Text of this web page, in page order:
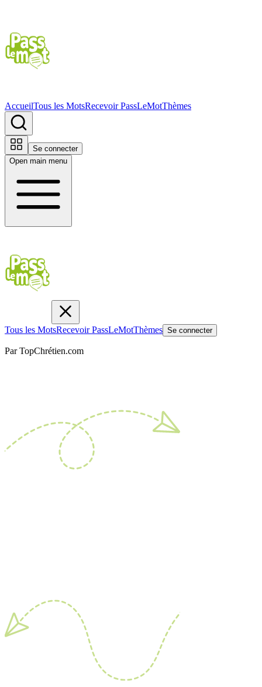
AccueilTous les MotsRecevoir PassLeMotThèmes
Se connecter
Open main menu
Tous les MotsRecevoir PassLeMotThèmes Se connecter
Par TopChrétien.com